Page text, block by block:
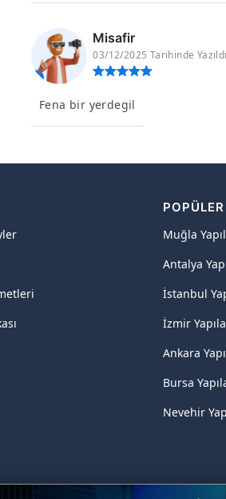
Misafir
03/12/2025 Tarihinde
Fena bir yerdegil
Muğla
Antalya
İstanbul
İzmir
Ankara
Bursa
Nevehir